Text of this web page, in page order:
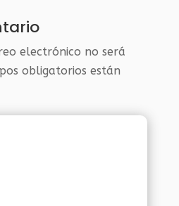
electrónico no será
obligatorios están